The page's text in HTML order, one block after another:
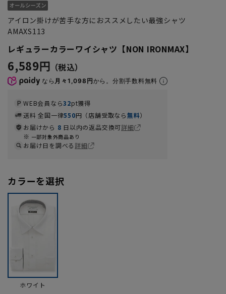
アイロン掛けが苦手な方におススメしたい最強シャツ
AMAXS113
レギュラーカラーワイシャツ【NON IRONMAX】
6,589円
なら 月々1,098円から。分割手数料無料
WEB会員なら32pt獲得
送料 全国一律550円（店舗受取なら無料）
お届けから 8 日以内の返品交換可詳細
一部対象外商品あり
お届け日を調べる詳細
カラーを選択
ホワイト